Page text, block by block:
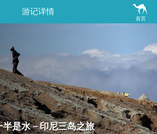

首页
游记详情
半是水－印尼三岛之旅